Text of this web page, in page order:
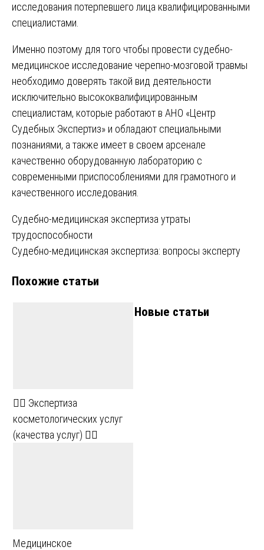
исследования потерпевшего лица квалифицированными
специалистами.
Именно поэтому для того чтобы провести судебно-
медицинское исследование черепно-мозговой травмы
необходимо доверять такой вид деятельности
исключительно высококвалифицированным
специалистам, которые работают в АНО «Центр
Судебных Экспертиз» и обладают специальными
познаниями, а также имеет в своем арсенале
качественно оборудованную лабораторию с
современными приспособлениями для грамотного и
качественного исследования.
Навигация
по
Судебно-медицинская экспертиза утраты
трудоспособности
Судебно-медицинская экспертиза: вопросы эксперту
Похожие статьи
💆‍♀️ Экспертиза
косметологических услуг
(качества услуг) 💆‍♂️
Медицинское
Новые статьи